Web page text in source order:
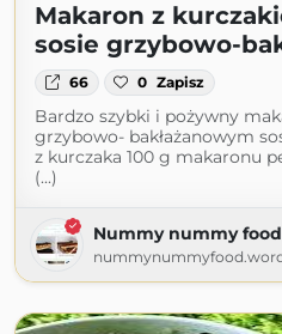
Makaron z
sosie grzybowo-
66 0 Zapisz
Bardzo szybki i pożywny
grzybowo- bakłażanowym
z kurczaka 100 g makaronu
(...)
Nummy nummy food